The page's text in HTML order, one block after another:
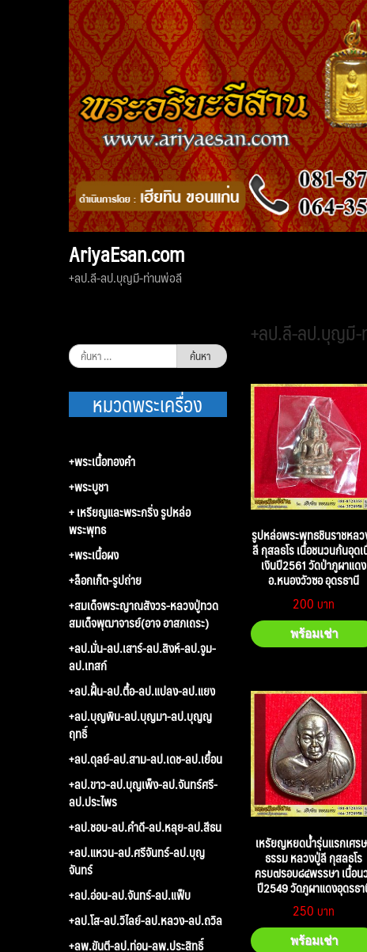
AriyaEsan.com
+ลป.ลี-ลป.บุญมี-ท่านพ่อลี
+ลป.ลี-ลป.บุญมี
รูปหล่อพระพุทธชินราชหล
ลี กุสลธโร เนื้อชนวนก้นอุด
เงินปี2561 วัดป่าภูผาแดง
อ.หนองวัวซอ อุดรธานี
200
พร้อมเช่า
เหรัยญหยดน้ำรุ่นแรกเศร
ธรรม หลวงปู่ลี กุสลธโร
ครบ๗รอบ๘๔พรรษา เนื้อน
ปี2549 วัดภูผาแดงอุดรธ
250
พร้อมเช่า
ค้นหา
สำหรับ:
หมวดพระเครื่อง
+พระเนื้อทองคำ
+พระบูชา
+ เหรียญและพระกริ่ง รูปหล่อ
พระพุทธ
+พระเนื้อผง
+ล็อกเก็ต-รูปถ่าย
+สมเด็จพระญาณสังวร-หลวงปู่ทวด
สมเด็จพุฒาจารย์(อาจ อาสภเถระ)
+ลป.มั่น-ลป.เสาร์-ลป.สิงห์-ลป.จูม-
ลป.เทสก์
+ลป.ฝั้น-ลป.ตื้อ-ลป.แปลง-ลป.แยง
+ลป.บุญพิน-ลป.บุญมา-ลป.บุญญ
ฤทธิ์
+ลป.ดุลย์-ลป.สาม-ลป.เดช-ลป.เยื้อน
+ลป.ขาว-ลป.บุญเพ็ง-ลป.จันทร์ศรี-
ลป.ประไพร
+ลป.ชอบ-ลป.คำดี-ลป.หลุย-ลป.สีธน
+ลป.แหวน-ลป.ศรีจันทร์-ลป.บุญ
จันทร์
+ลป.อ่อน-ลป.จันทร์-ลป.แฟ็บ
+ลป.โส-ลป.วิไลย์-ลป.หลวง-ลป.ถวิล
+ลพ.ขันตี-ลป.ท่อน-ลพ.ประสิทธิ์